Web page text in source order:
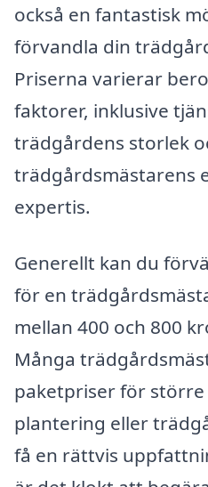
också en fantastisk
förvandla din
Priserna varierar
faktorer, inklusive
trädgårdens storlek
trädgårdsmästarens
expertis.
Generellt kan du
för en
mellan 400 och 800
Många
paketpriser för
plantering eller
få en rättvis